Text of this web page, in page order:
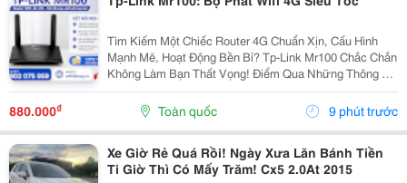
Tìm Kiếm Một Chiếc Router 4G Chuẩn Xịn, Cấu Hình
Mạnh Mẽ, Hoạt Động Bền Bỉ? Tp-Link Mr100 Chắc Chắn
Không Làm Bạn Thất Vọng! Điểm Qua Những Thông Số
Đáng Tiền Của Em Nó: Chuẩn Mạng: 4G Lte Tốc Độ Tải
Xuống 150Mbps, Tải Lên 50Mbps. Tốc Độ Wifi:...
880.000₫ Toàn quốc 9 phút trước
Xe Giờ Rẻ Quá Rồi! Ngày Xưa Lăn Bánh Tiền
Ti Giờ Thì Có Mấy Trăm! Cx5 2.0At 2015